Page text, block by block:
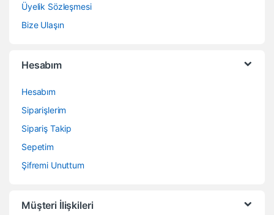
Üyelik Sözleşmesi
Bize Ulaşın
Hesabım
Hesabım
Siparişlerim
Sipariş Takip
Sepetim
Şifremi Unuttum
Müşteri İlişkileri